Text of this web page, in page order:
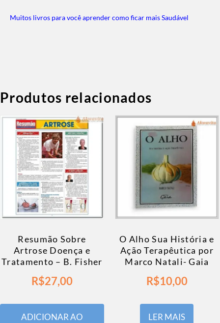
Muitos livros para você aprender como ficar mais Saudável
Produtos relacionados
Resumão Sobre
Artrose Doença e
Tratamento – B. Fisher
R$27,00
ADICIONAR AO
O Alho Sua História e
Ação Terapêutica por
Marco Natali- Gaia
R$10,00
LER MAIS